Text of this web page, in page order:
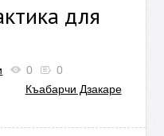
для
0
0
Къабарчи Дзакаре